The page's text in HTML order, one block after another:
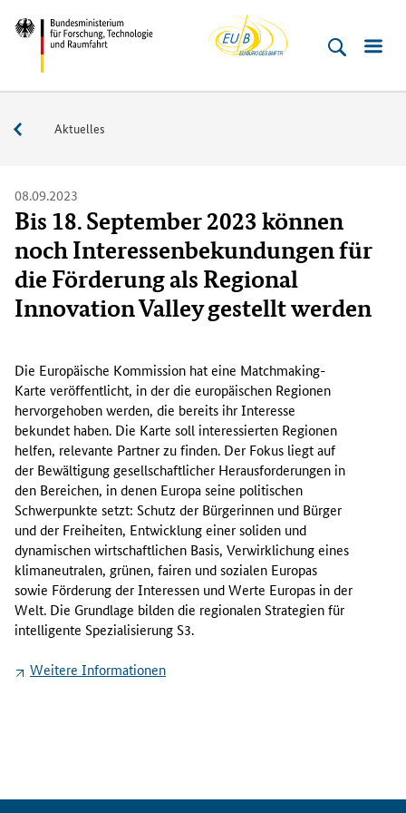
Direkt
zum
Inhalt
(Eingabetaste)
Direkt
zum
Hauptmenu
(Eingabetaste)
Direkt
zur
Suche
(Eingabetaste)
Direkt
zur
Fußleiste
(Enter)
Bundesministerium
Technologie
Buero
Service
Aktuelles
08.09.2023
Bis 18. September 2023 können
noch Interessenbekundungen für
die Förderung als Regional
Innovation Valley gestellt werden
i
e
E
u
r
o
p
ä
i
s
c
h
e
K
n
Die Europäische Kommission hat eine Matchmaking-
Karte veröffentlicht, in der die europäischen Regionen
hervorgehoben werden, die bereits ihr Interesse
bekundet haben. Die Karte soll interessierten Regionen
helfen, relevante Partner zu finden. Der Fokus liegt auf
der Bewältigung gesellschaftlicher Herausforderungen in
den Bereichen, in denen Europa seine politischen
Schwerpunkte setzt: Schutz der Bürgerinnen und Bürger
und der Freiheiten, Entwicklung einer soliden und
dynamischen wirtschaftlichen Basis, Verwirklichung eines
klimaneutralen, grünen, fairen und sozialen Europas
sowie Förderung der Interessen und Werte Europas in der
Welt. Die Grundlage bilden die regionalen Strategien für
intelligente Spezialisierung S3.
Weitere Informationen